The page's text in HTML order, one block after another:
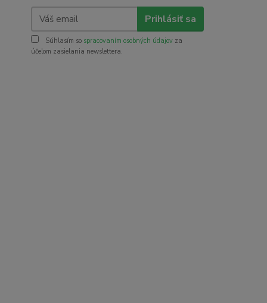
Prihlásiť sa
Súhlasím so spracovaním osobných údajov za
účelom zasielania newslettera.